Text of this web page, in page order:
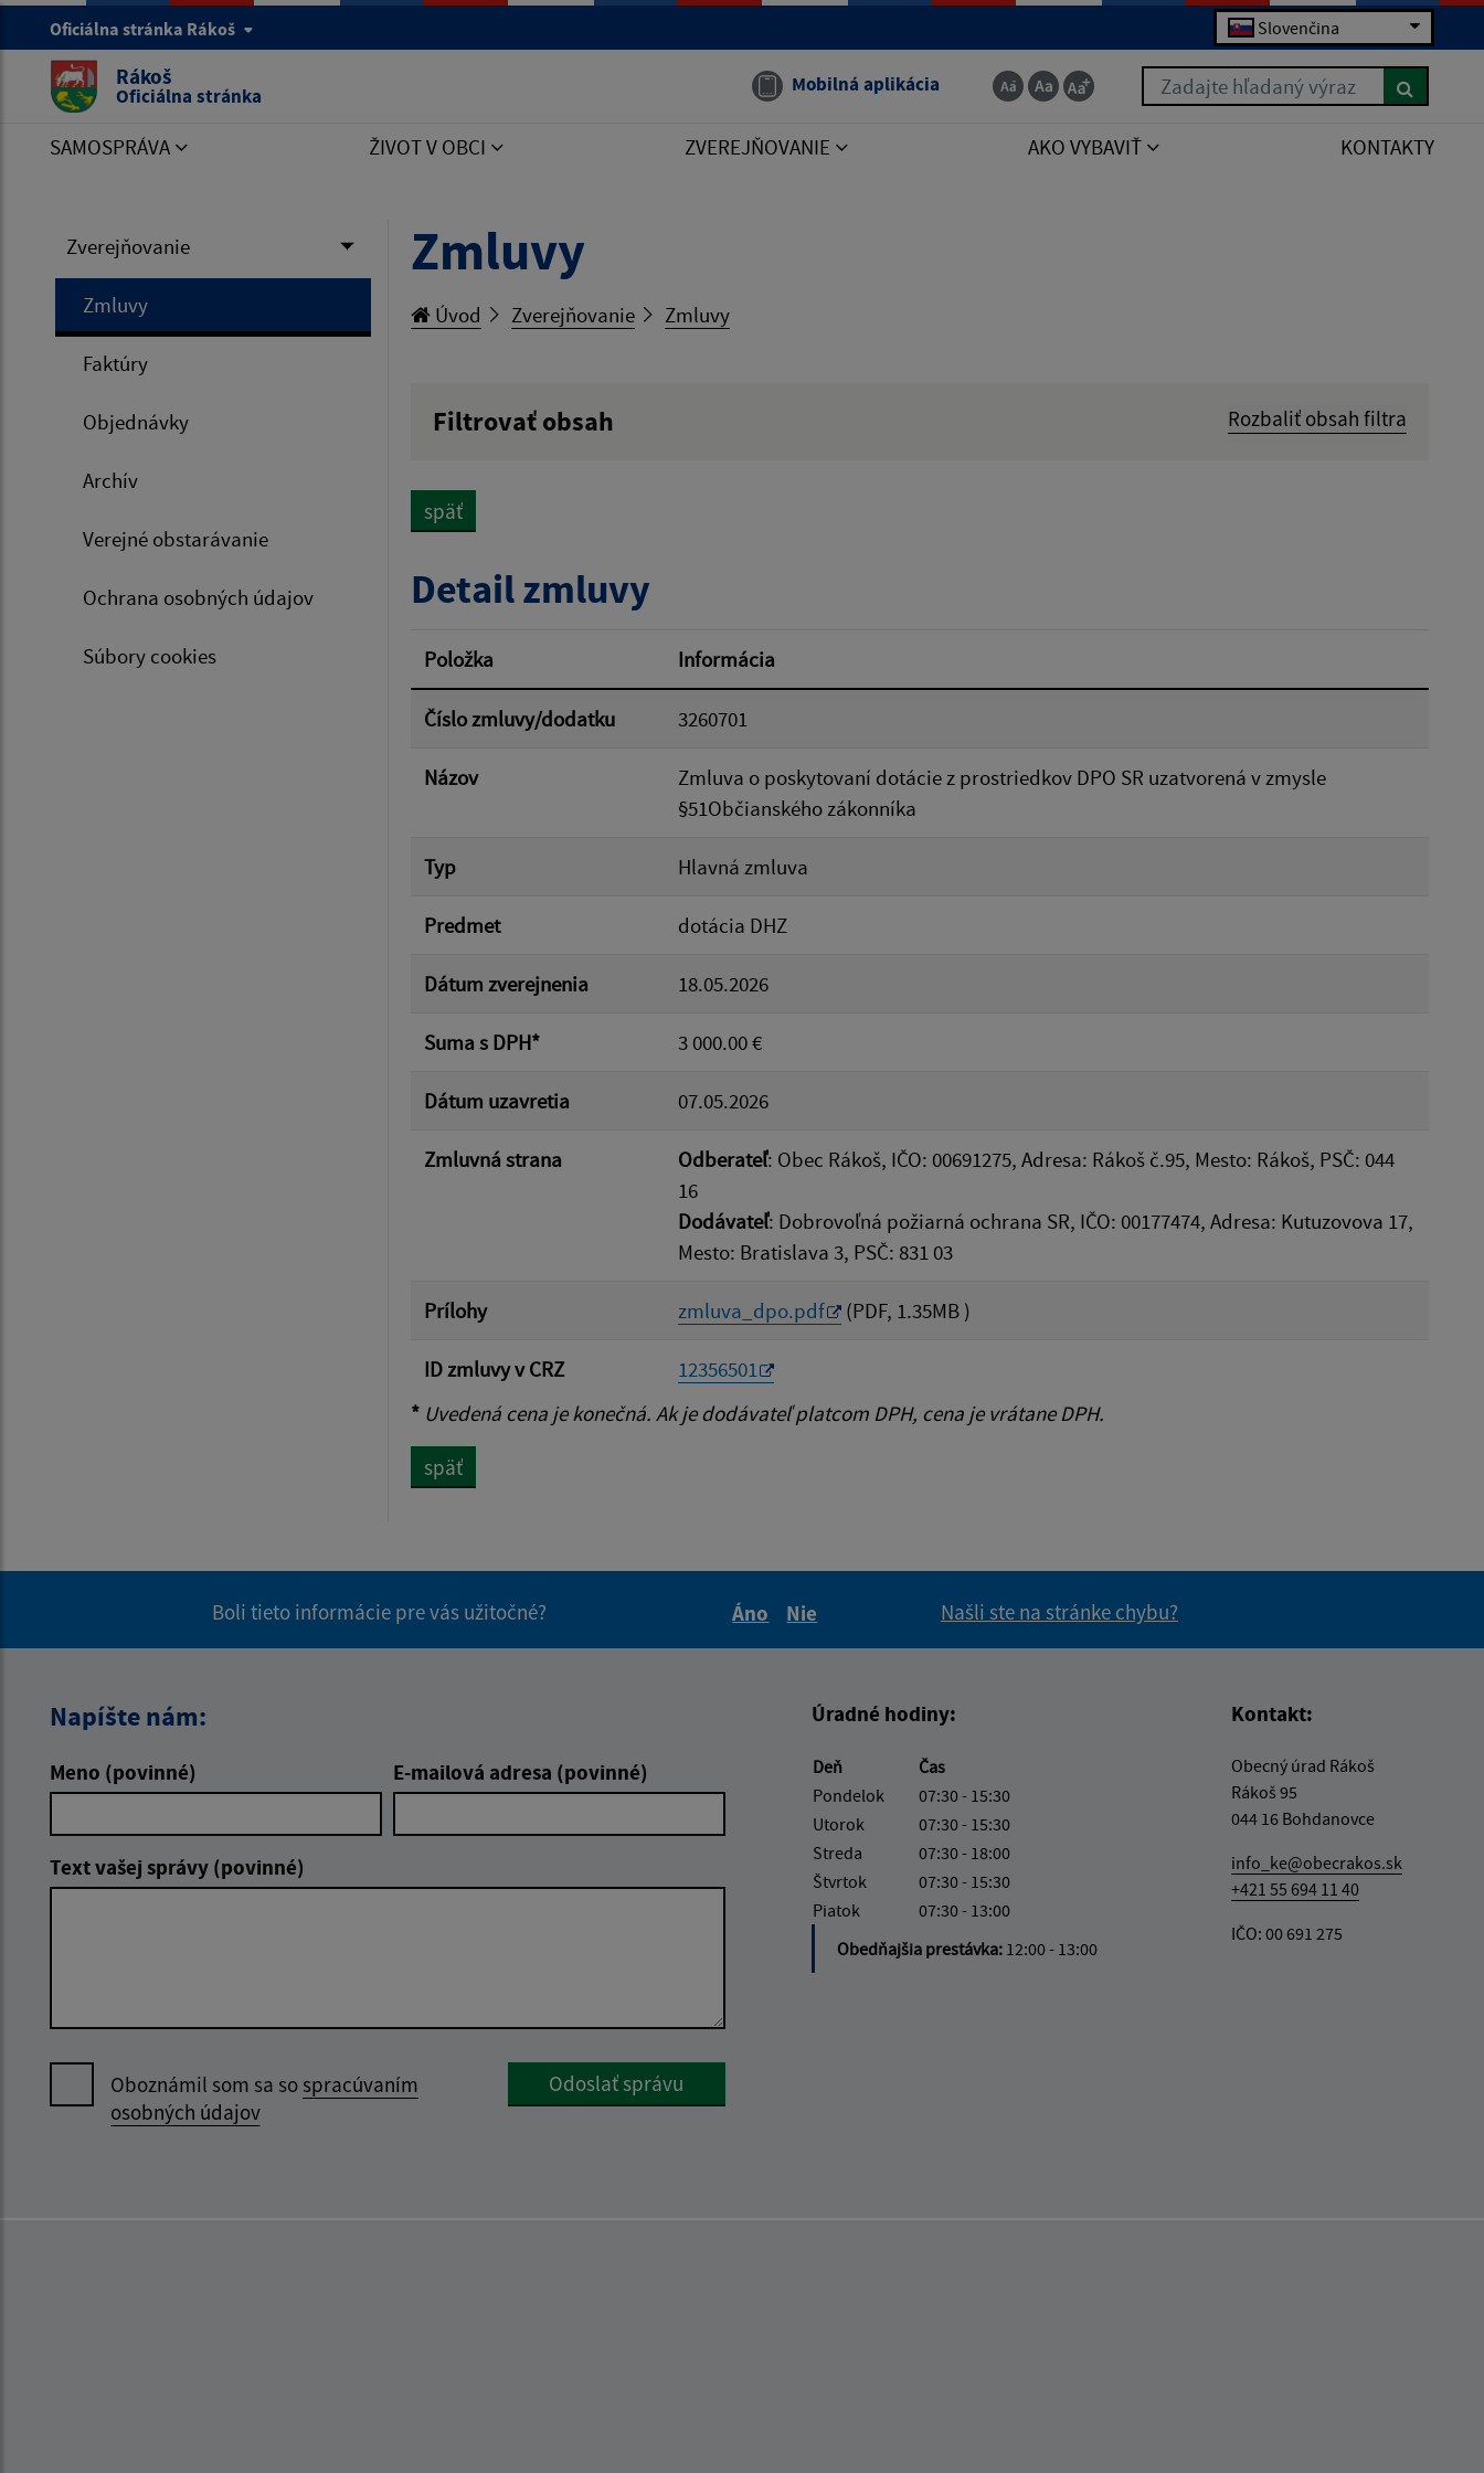
Oficiálna stránka Rákoš Slovenčina
Rákoš
Oficiálna stránka Mobilná aplikácia Zadajte hľadaný výraz
SAMOSPRÁVA ŽIVOT V OBCI ZVEREJŇOVANIE AKO VYBAVIŤ KONTAKTY
Zverejňovanie
Zmluvy
Faktúry
Objednávky
Archív
Verejné obstarávanie
Ochrana osobných údajov
Súbory cookies
Zmluvy
Úvod Zverejňovanie Zmluvy
Filtrovať obsah
Rozbaliť obsah filtra
Suma od:
späť
Detail zmluvy
Položka Informácia
Číslo zmluvy/dodatku 3260701
Názov
Zmluva o poskytovaní dotácie z prostriedkov DPO SR uzatvorená v zmysle
§51Občianského zákonníka
Typ Hlavná zmluva
Predmet dotácia DHZ
Dátum zverejnenia 18.05.2026
Suma s DPH* 3 000.00 €
Dátum uzavretia 07.05.2026
Zmluvná strana Odberateľ: Obec Rákoš, IČO: 00691275, Adresa: Rákoš č.95, Mesto: Rákoš, PSČ: 044
16
Dodávateľ: Dobrovoľná požiarná ochrana SR, IČO: 00177474, Adresa: Kutuzovova 17,
Mesto: Bratislava 3, PSČ: 831 03
Prílohy zmluva_dpo.pdf (PDF, 1.35MB )
ID zmluvy v CRZ
12356501
* Uvedená cena je konečná. Ak je dodávateľ platcom DPH, cena je vrátane DPH.
späť
Boli tieto informácie pre vás užitočné?
Áno
Nie
Našli ste na stránke chybu?
Napíšte nám:
Meno (povinné) E-mailová adresa (povinné)
Text vašej správy (povinné)
Oboznámil som sa sospracúvaním
osobných údajov
Google reCaptcha Response
Odoslať správu
Úradné hodiny:
Deň
Čas
Pondelok
07:30 - 15:30
Utorok
07:30 - 15:30
Streda
07:30 - 18:00
Štvrtok
07:30 - 15:30
Piatok
07:30 - 13:00
Obedňajšia prestávka: 12:00 - 13:00
Kontakt:
Obecný úrad Rákoš
Rákoš 95
044 16 Bohdanovce
info_ke@obecrakos.sk
+421 55 694 11 40
IČO: 00 691 275